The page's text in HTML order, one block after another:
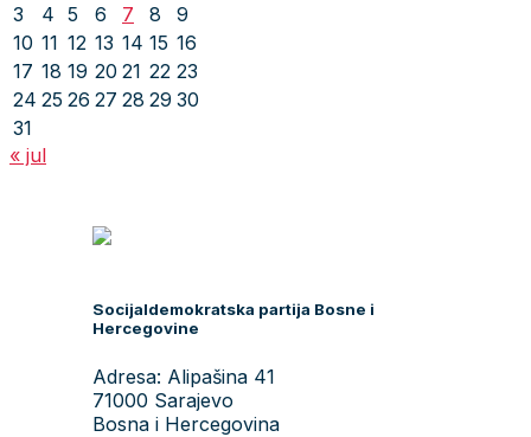
3
4 5 6 7 8
9
10 11 12 13 14 15 16
17 18 19 20 21 22 23
24 25 26 27 28 29 30
31
« jul
Socijaldemokratska partija Bosne i
Hercegovine
Adresa: Alipašina 41
71000 Sarajevo
Bosna i Hercegovina